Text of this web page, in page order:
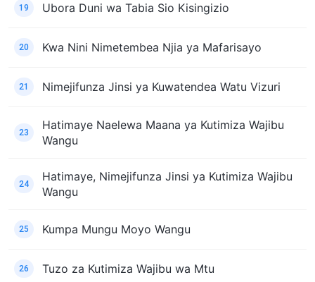
19 Ubora Duni wa Tabia Sio Kisingizio
20 Kwa Nini Nimetembea Njia ya Mafarisayo
21 Nimejifunza Jinsi ya Kuwatendea Watu Vizuri
23
Hatimaye Naelewa Maana ya Kutimiza Wajibu
Wangu
24
Hatimaye, Nimejifunza Jinsi ya Kutimiza Wajibu
Wangu
25 Kumpa Mungu Moyo Wangu
26 Tuzo za Kutimiza Wajibu wa Mtu